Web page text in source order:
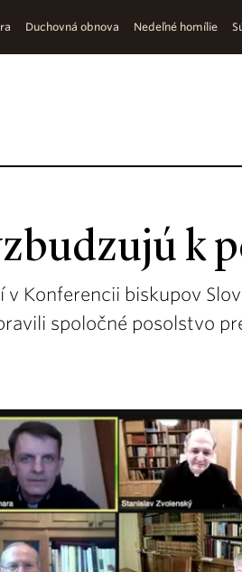
Duchovná obnova Nedeľné homílie
k
Konferencii biskupov
spoločné posolstvo